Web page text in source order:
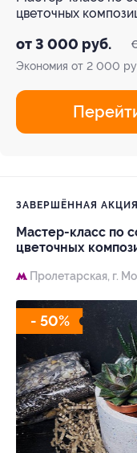
цветочных
от 3 000 руб.
Экономия от 2 000
ЗАВЕРШЁННАЯ АКЦИЯ
Мастер-класс по
цветочных
Пролетарская, г.
- 50%